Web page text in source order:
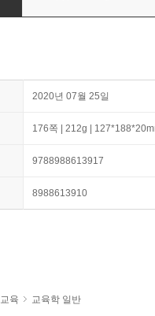
2020년 07월 25일
176쪽 | 212g |
9788988613917
8988613910
교육 교육학 일반